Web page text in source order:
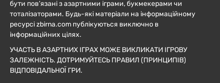
бути пов’язані з азартними іграми, букмекерами чи
тоталізаторами. Будь-які матеріали на інформаційному
ресурсі zbirna.com публікуються виключно в
інформаційних цілях.
УЧАСТЬ В АЗАРТНИХ ІГРАХ МОЖЕ ВИКЛИКАТИ ІГРОВУ
ЗАЛЕЖНІСТЬ. ДОТРИМУЙТЕСЬ ПРАВИЛ (ПРИНЦИПІВ)
ВІДПОВІДАЛЬНОЇ ГРИ.